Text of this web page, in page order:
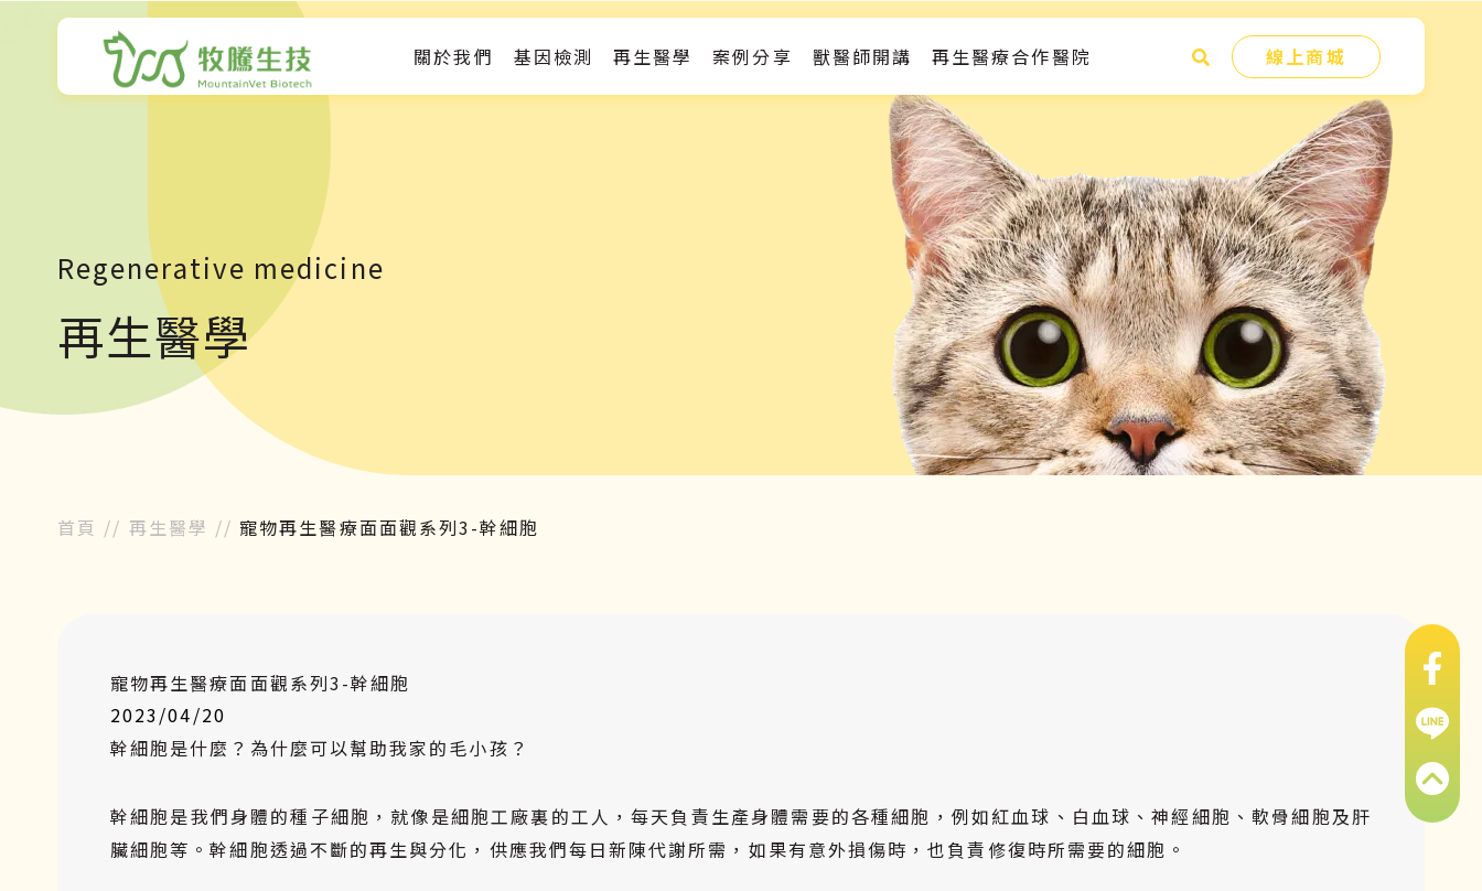
關於我們 基因檢測 再生醫學 案例分享 獸醫師開講 再生醫療合作醫院 線上商城
Regenerative medicine
再生醫學
首頁 // 再生醫學 // 寵物再生醫療面面觀系列3-幹細胞
寵物再生醫療面面觀系列3-幹細胞
2023/04/20
幹細胞是什麼？為什麼可以幫助我家的毛小孩？
幹細胞是我們身體的種子細胞，就像是細胞工廠裏的工人，每天負責生產身體需要的各種細胞，例如紅血球、白血球、神經細胞、軟骨細胞及肝
臟細胞等。幹細胞透過不斷的再生與分化，供應我們每日新陳代謝所需，如果有意外損傷時，也負責修復時所需要的細胞。